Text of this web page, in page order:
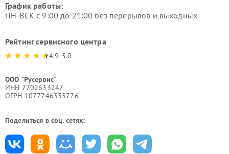
График работы:
ПН-ВСК с 9:00 до 21:00 без перерывов и выходных
Рейтинг сервисного центра
4.9-5.0
ООО "Русервис"
ИНН 7702633247
ОГРН 1077746335776
Поделиться в соц. сетях: